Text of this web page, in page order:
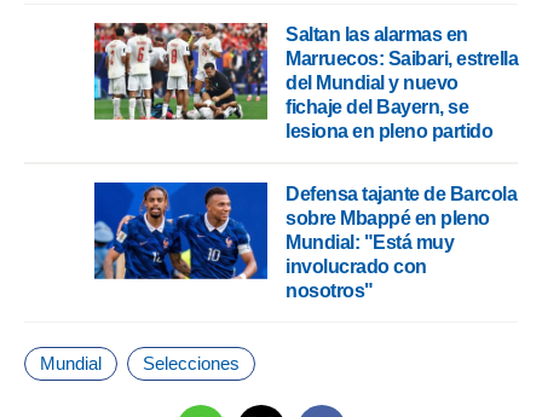
Saltan las alarmas en
Marruecos: Saibari, estrella
del Mundial y nuevo
fichaje del Bayern, se
lesiona en pleno partido
Defensa tajante de Barcola
sobre Mbappé en pleno
Mundial: "Está muy
involucrado con
nosotros"
Mundial Selecciones